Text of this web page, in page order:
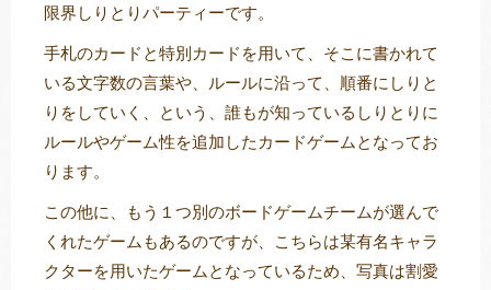
限界しりとりパーティーです。
手札のカードと特別カードを用いて、そこに書かれて
いる文字数の言葉や、ルールに沿って、順番にしりと
りをしていく、という、誰もが知っているしりとりに
ルールやゲーム性を追加したカードゲームとなってお
ります。
この他に、もう１つ別のボードゲームチームが選んで
くれたゲームもあるのですが、こちらは某有名キャラ
クターを用いたゲームとなっているため、写真は割愛